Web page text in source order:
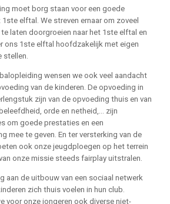
moet borg staan voor een goede
elftal. We streven ernaar om zoveel
laten doorgroeien naar het 1ste elftal en
ons 1ste elftal hoofdzakelijk met eigen
stellen.
wensen we ook veel aandacht
van de kinderen. De opvoeding in
zijn van de opvoeding thuis en van
orde en netheid,… zijn
om goede prestaties en een
mee te geven. En ter versterking van de
ook onze jeugdploegen op het terrein
onze missie steeds fairplay uitstralen.
aan de uitbouw van een sociaal netwerk
zich thuis voelen in hun club.
voor onze jongeren ook diverse niet-